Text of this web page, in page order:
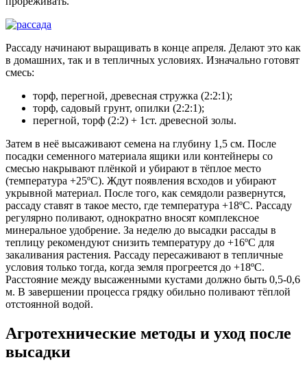
Рассаду начинают выращивать в конце апреля. Делают это как
в домашних, так и в тепличных условиях. Изначально готовят
смесь:
торф, перегной, древесная стружка (2:2:1);
торф, садовый грунт, опилки (2:2:1);
перегной, торф (2:2) + 1ст. древесной золы.
Затем в неё высаживают семена на глубину 1,5 см. После
посадки семенного материала ящики или контейнеры со
смесью накрывают плёнкой и убирают в тёплое место
(температура +25ºC). Ждут появления всходов и убирают
укрывной материал. После того, как семядоли развернутся,
рассаду ставят в такое место, где температура +18ºC. Рассаду
регулярно поливают, однократно вносят комплексное
минеральное удобрение. За неделю до высадки рассады в
теплицу рекомендуют снизить температуру до +16ºC для
закаливания растения. Рассаду пересаживают в тепличные
условия только тогда, когда земля прогреется до +18ºC.
Расстояние между высаженными кустами должно быть 0,5-0,6
м. В завершении процесса грядку обильно поливают тёплой
отстоянной водой.
Агротехнические методы и уход после
высадки